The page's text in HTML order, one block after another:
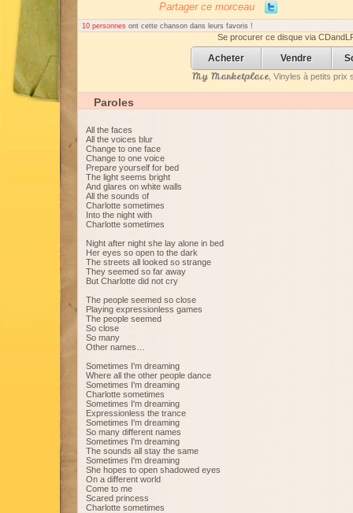
Partager ce morceau
10 personnes ont cette chanson dans leurs favoris !
Se procurer ce disque via
Acheter Vendre
My Marketplace, Vinyles à petits prix
Paroles
All the faces
All the voices blur
Change to one face
Change to one voice
Prepare yourself for bed
The light seems bright
And glares on white walls
All the sounds of
Charlotte sometimes
Into the night with
Charlotte sometimes
Night after night she lay alone in bed
Her eyes so open to the dark
The streets all looked so strange
They seemed so far away
But Charlotte did not cry
The people seemed so close
Playing expressionless games
The people seemed
So close
So many
Other names…
Sometimes I'm dreaming
Where all the other people dance
Sometimes I'm dreaming
Charlotte sometimes
Sometimes I'm dreaming
Expressionless the trance
Sometimes I'm dreaming
So many different names
Sometimes I'm dreaming
The sounds all stay the same
Sometimes I'm dreaming
She hopes to open shadowed eyes
On a different world
Come to me
Scared princess
Charlotte sometimes